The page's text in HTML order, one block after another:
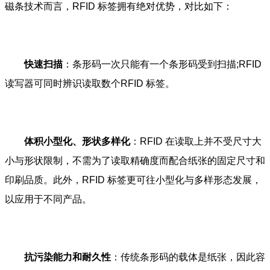
磁条技术而言，RFID 标签拥有绝对优势，对比如下：
快速扫描 ：条形码一次只能有一个条形码受到扫描;RFID
读写器可同时辨识读取数个RFID 标签。
体积小型化、形状多样化：RFID 在读取上并不受尺寸大
小与形状限制，不需为了读取精确度而配合纸张的固定尺寸和
印刷品质。此外，RFID 标签更可往小型化与多样形态发展，
以应用于不同产品。
抗污染能力和耐久性 ：传统条形码的载体是纸张，因此容